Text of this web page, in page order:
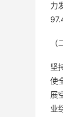
力
坚
使
展
业